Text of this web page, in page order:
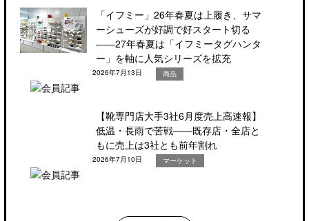
「イフミー」26年春夏は上履き、サマ
ーシューズが好調で好スタート切る
――27年春夏は「イフミータグハンタ
ー」を軸に人気シリーズを拡充
2026年7月13日 商品
【靴専門店大手3社6月度売上高速報】
低温・長雨で苦戦――既存店・全店と
もに売上は3社とも前年割れ
2026年7月10日 マーケット